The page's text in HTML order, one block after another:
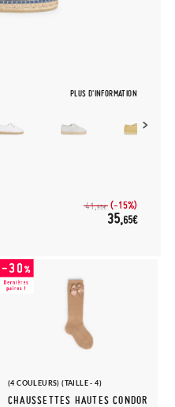
PLUS D'INFORMATION
41,95€ (-15%)
35,65€
(4 COULEURS) (TAILLE - 4)
CHAUSSETTES HAUTES CONDOR